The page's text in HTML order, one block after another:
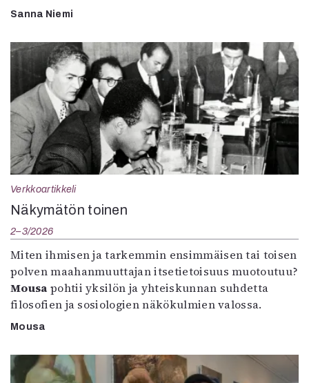
Sanna Niemi
Verkkoartikkeli
Näkymätön toinen
2–3/2026
Miten ihmisen ja tarkemmin ensimmäisen tai toisen
polven maahanmuuttajan itsetietoisuus muotoutuu?
Mousa pohtii yksilön ja yhteiskunnan suhdetta
filosofien ja sosiologien näkökulmien valossa.
Mousa